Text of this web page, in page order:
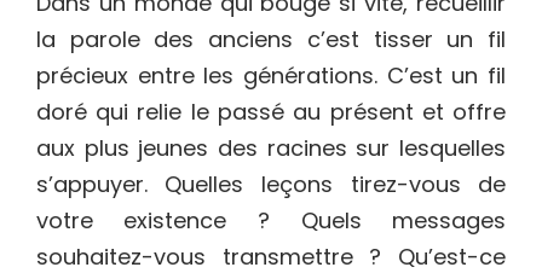
la parole des anciens c’est tisser un fil
précieux entre les générations. C’est un fil
doré qui relie le passé au présent et offre
aux plus jeunes des racines sur lesquelles
s’appuyer. Quelles leçons tirez-vous de
votre existence ? Quels messages
souhaitez-vous transmettre ? Qu’est-ce